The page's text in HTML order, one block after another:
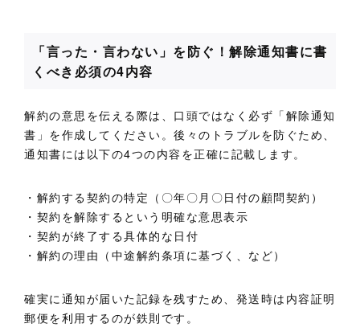
「言った・言わない」を防ぐ！解除通知書に書
くべき必須の4内容
解約の意思を伝える際は、口頭ではなく必ず「解除通知
書」を作成してください。後々のトラブルを防ぐため、
通知書には以下の4つの内容を正確に記載します。
・解約する契約の特定（〇年〇月〇日付の顧問契約）
・契約を解除するという明確な意思表示
・契約が終了する具体的な日付
・解約の理由（中途解約条項に基づく、など）
確実に通知が届いた記録を残すため、発送時は内容証明
郵便を利用するのが鉄則です。